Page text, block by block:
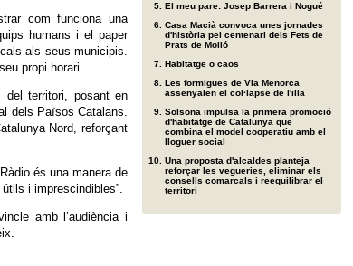
com funciona una
humans i el paper
als seus municipis.
propi horari.
del territori, posant en
dels Països Catalans.
Nord, reforçant
és una manera de
i imprescindibles”.
amb l’audiència i
El meu pare: Josep Barrera i Nogué
Casa Macià convoca unes jornades
d'història pel centenari dels Fets de
Prats de Molló
Habitatge o caos
Les formigues de Via Menorca
assenyalen el col·lapse de l'illa
Solsona impulsa la primera promoció
d'habitatge de Catalunya que
combina el model cooperatiu amb el
lloguer social
Una proposta d'alcaldes planteja
reforçar les vegueries, eliminar els
consells comarcals i reequilibrar el
territori